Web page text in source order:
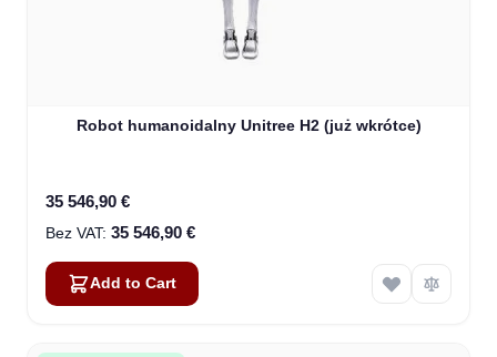
Robot humanoidalny Unitree H2 (już wkrótce)
35 546,90 €
35 546,90 €
Add to Cart